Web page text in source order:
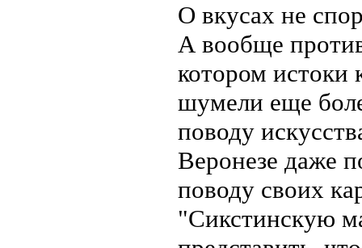
О вкусах не
А вообще
котором истоки
шумели еще
поводу
Веронезе даже
поводу своих
"Сикстинскую